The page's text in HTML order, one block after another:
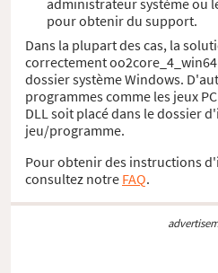
pour obtenir du support.
Dans la plupart des cas, la
correctement
dossier système Windows.
programmes comme les jeux
DLL soit placé dans le dossier
jeu/programme.
Pour obtenir des instructions
consultez notre FAQ.